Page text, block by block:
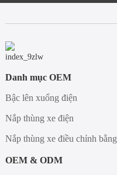
Danh mục OEM
Bậc lên xuống điện
Nắp thùng xe điện
Nắp thùng xe điều chỉnh
OEM & ODM